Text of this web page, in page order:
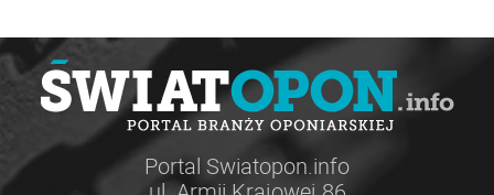
Portal Swiatopon.info